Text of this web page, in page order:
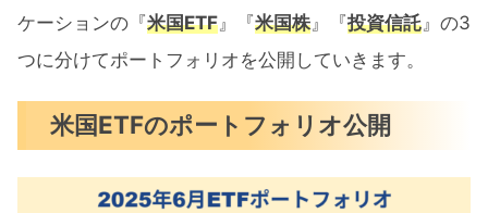
ケーションの『米国ETF』『米国株』『投資信託』の3
つに分けてポートフォリオを公開していきます。
米国ETFのポートフォリオ公開